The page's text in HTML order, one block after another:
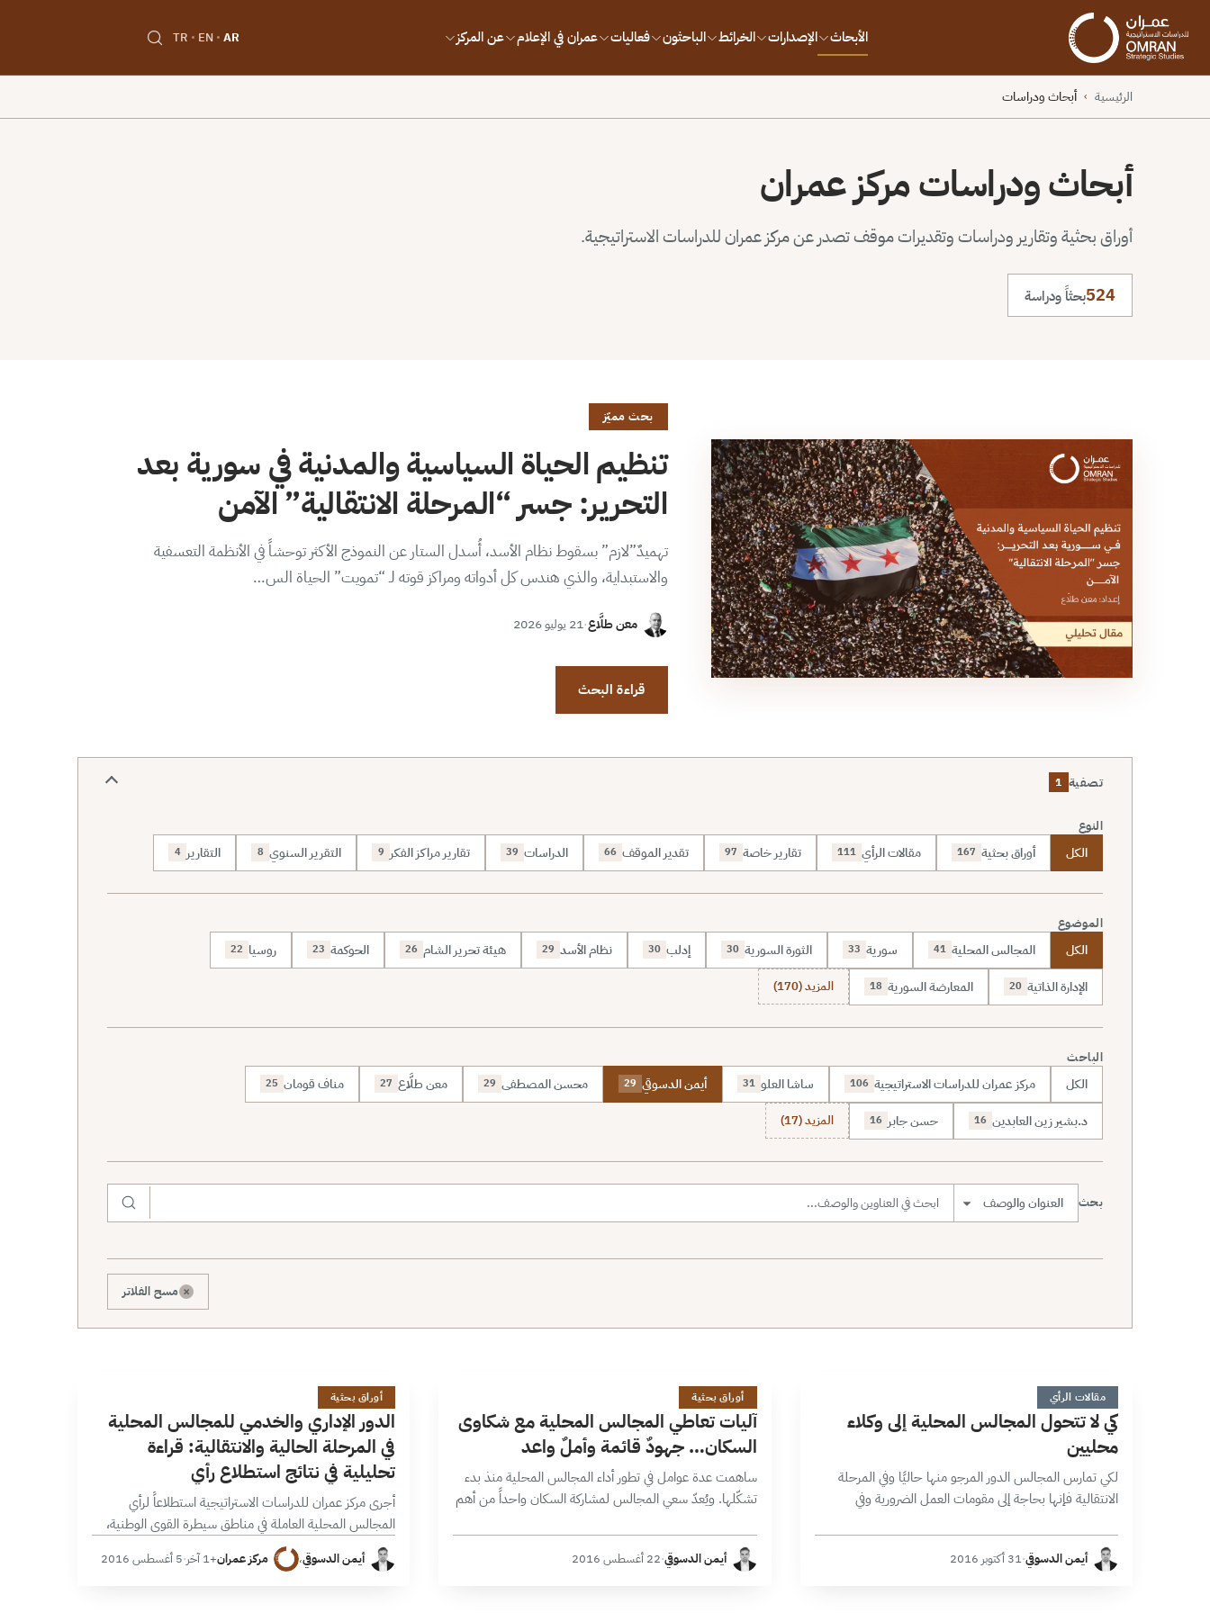
الأبحاث الإصدارات الخرائط الباحثون فعاليات عمران في الإعلام عن المركز AR
EN
TR
الرئيسية › أبحاث ودراسات
أبحاث ودراسات مركز عمران
أوراق بحثية وتقارير ودراسات وتقديرات موقف تصدر عن مركز عمران للدراسات الاستراتيجية.
524بحثاً ودراسة
بحث مميّز
تنظيم الحياة السياسية والمدنية في سورية بعد
التحرير: جسر “المرحلة الانتقالية” الآمن
تهميدٌ”لازم” بسقوط نظام الأسد، أُسدل الستار عن النموذج الأكثر توحشاً في الأنظمة التعسفية
والاستبداية، والذي هندس كل أدواته ومراكز قوته لـ “تمويت” الحياة الس…
معن طلَّاع·21 يوليو 2026
قراءة البحث
تصفية 1
النوع
الكل أوراق بحثية 167 مقالات الرأي 111 تقارير خاصة 97 تقدير الموقف 66 الدراسات 39 تقارير مراكز الفكر 9 التقرير السنوي 8 التقارير 4
الموضوع
الكل المجالس المحلية 41 سورية 33 الثورة السورية 30 إدلب 30 نظام الأسد 29 هيئة تحرير الشام 26 الحوكمة 23 روسيا 22
الإدارة الذاتية 20 المعارضة السورية 18 المزيد (170)
الباحث
الكل مركز عمران للدراسات الاستراتيجية 106 ساشا العلو 31 أيمن الدسوقي 29 محسن المصطفى 29 معن طلَّاع 27 مناف قومان 25
د.بشير زين العابدين 16 حسن جابر 16 المزيد (17)
بحث نطاق البحث
× مسح الفلاتر
ك4 دقائق
مقالات الرأي
كي لا تتحول المجالس المحلية إلى وكلاء
محليين
لكي تمارس المجالس الدور المرجو منها حاليًا وفي المرحلة
الانتقالية فإنها بحاجة إلى مقومات العمل الضرورية وفي
موارد مالية متنوعة ومستقرة، فإنها…
أيمن الدسوقي·31 أكتوبر 2016
آ
14 دقائق
أوراق بحثية
آليات تعاطي المجالس المحلية مع شكاوى
السكان… جهودٌ قائمة وأملٌ واعد
ساهمت عدة عوامل في تطور أداء المجالس المحلية منذ بدء
تشكّلها. ويُعدّ سعي المجالس لمشاركة السكان واحداً من أهم
بالشكاية على أداء…
أيمن الدسوقي·22 أغسطس 2016
ا
14 دقائق
أوراق بحثية
الدور الإداري والخدمي للمجالس المحلية
في المرحلة الحالية والانتقالية: قراءة
تحليلية في نتائج استطلاع رأي
أجرى مركز عمران للدراسات الاستراتيجية استطلاعاً لرأي
المجالس المحلية العاملة في مناطق سيطرة القوى الوطنية،
شمل الاستطلاع 105 مجالس في المحافظات السورية الآتية:
دمشق؛ ريف دمشق؛ حلب؛ إدلب؛ درعا؛ القنيطرة؛…
أيمن الدسوقي، مركز عمران+1 آخر ·5 أغسطس 2016